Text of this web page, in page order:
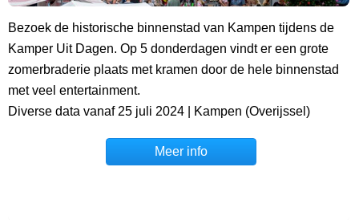
Bezoek de historische binnenstad van Kampen tijdens de
Kamper Uit Dagen. Op 5 donderdagen vindt er een grote
zomerbraderie plaats met kramen door de hele binnenstad
met veel entertainment.
Diverse data vanaf 25 juli 2024 | Kampen (Overijssel)
Meer info